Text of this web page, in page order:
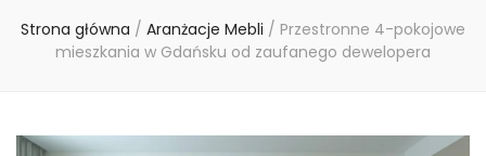
Strona główna / Aranżacje Mebli / Przestronne 4-pokojowe
mieszkania w Gdańsku od zaufanego dewelopera